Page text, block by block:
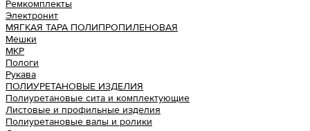
Ремкомплекты
Электронит
МЯГКАЯ ТАРА ПОЛИПРОПИЛЕНОВАЯ
Мешки
МКР
Пологи
Рукава
ПОЛИУРЕТАНОВЫЕ ИЗДЕЛИЯ
Полиуретановые сита и комплектующие
Листовые и профильные изделия
Полиуретановые валы и ролики